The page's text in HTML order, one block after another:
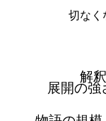
切なく
展開の強
解